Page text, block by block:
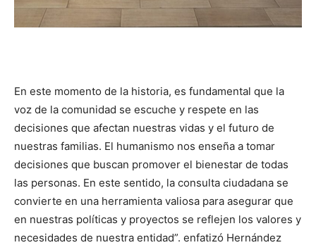
En este momento de la historia, es fundamental que la
voz de la comunidad se escuche y respete en las
decisiones que afectan nuestras vidas y el futuro de
nuestras familias. El humanismo nos enseña a tomar
decisiones que buscan promover el bienestar de todas
las personas. En este sentido, la consulta ciudadana se
convierte en una herramienta valiosa para asegurar que
en nuestras políticas y proyectos se reflejen los valores y
necesidades de nuestra entidad”. enfatizó Hernández